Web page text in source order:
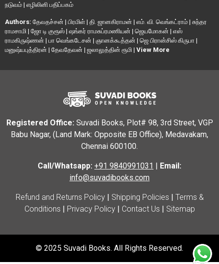
நடுவம் | எழிலினி பதிப்பகம்
Authors: தேவதச்சன் | பிரமிள் | தி. ஜானகிராமன் | எம். வி. வெங்கட்ராம் | சுந்தர
ராமசாமி | ஜோ டி குரூஸ் | ஷங்கர் ராமசுப்ரமணியன் | ஜெயமோகன் | எஸ்
ராமகிருஷ்ணன் | பா வெங்கடேசன் | ஞானக்கூத்தன் | ஜெ பிரான்சிஸ் கிருபா |
மனுஷ்யபுத்திரன் | தேவதேவன் | ஜலாலுத்தின் ரூமி | View More
Registered Office: Suvadi Books, Plot# 98, 3rd Street, VGP
Babu Nagar, (Land Mark: Opposite EB Office), Medavakam,
Chennai 600100.
Call/Whatsapp: +91 9840991031 | Email:
info@suvadibooks.com
Refund and Returns Policy| Shipping Policies | Terms &
Conditions | Privacy Policy| Contact Us | Sitemap
© 2025 Suvadi Books. All Rights Reserved.